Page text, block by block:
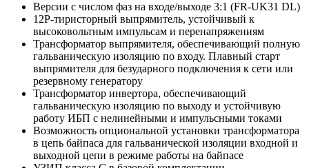
Версии с числом фаз на входе/выходе 3:1 (FR-UK31 DL)
12P-тиристорный выпрямитель, устойчивый к
высоковольтным импульсам и перенапряжениям
Трансформатор выпрямителя, обеспечивающий полную
гальваническую изоляцию по входу. Плавный старт
выпрямителя для безударного подключения к сети или
резервному генератору
Трансформатор инвертора, обеспечивающий
гальваническую изоляцию по выходу и устойчивую
работу ИБП с нелинейными и импульсными токами
Возможность опциональной установки трансформатора
в цепь байпаса для гальванической изоляции входной и
выходной цепи в режиме работы на байпасе